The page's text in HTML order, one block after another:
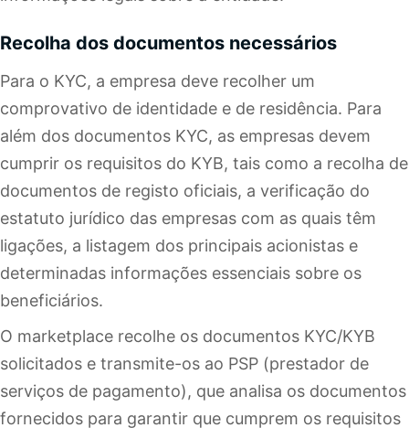
Recolha dos documentos necessários
Para o KYC, a empresa deve recolher um
comprovativo de identidade e de residência. Para
além dos documentos KYC, as empresas devem
cumprir os requisitos do KYB, tais como a recolha de
documentos de registo oficiais, a verificação do
estatuto jurídico das empresas com as quais têm
ligações, a listagem dos principais acionistas e
determinadas informações essenciais sobre os
beneficiários.
O marketplace recolhe os documentos KYC/KYB
solicitados e transmite-os ao PSP (prestador de
serviços de pagamento), que analisa os documentos
fornecidos para garantir que cumprem os requisitos